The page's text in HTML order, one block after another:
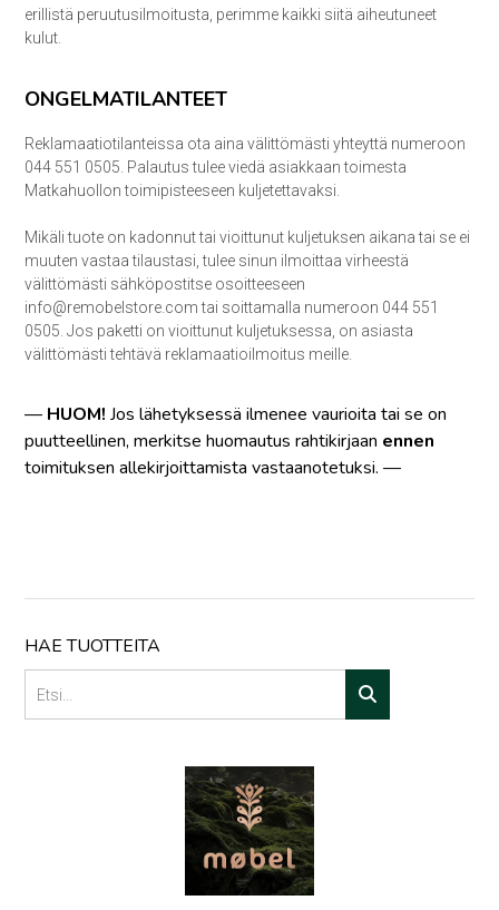
erillistä peruutusilmoitusta, perimme kaikki siitä aiheutuneet
kulut.
ONGELMATILANTEET
Reklamaatiotilanteissa ota aina välittömästi yhteyttä numeroon
044 551 0505. Palautus tulee viedä asiakkaan toimesta
Matkahuollon toimipisteeseen kuljetettavaksi.
Mikäli tuote on kadonnut tai vioittunut kuljetuksen aikana tai se ei
muuten vastaa tilaustasi, tulee sinun ilmoittaa virheestä
välittömästi sähköpostitse osoitteeseen
info@remobelstore.com tai soittamalla numeroon 044 551
0505. Jos paketti on vioittunut kuljetuksessa, on asiasta
välittömästi tehtävä reklamaatioilmoitus meille.
— HUOM! Jos lähetyksessä ilmenee vaurioita tai se on
puutteellinen, merkitse huomautus rahtikirjaan ennen
toimituksen allekirjoittamista vastaanotetuksi. —
HAE TUOTTEITA